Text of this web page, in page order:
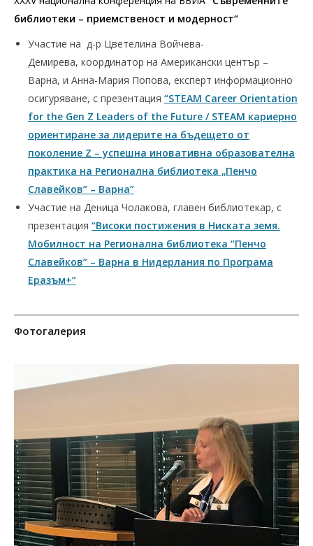
библиотеки – приемственост и модерност“
Участие на д-р Цветелина Войчева-
Демирева, координатор на Американски център –
Варна, и Анна-Мария Попова, експерт информационно
осигуряване, с презентация “STEAM Career Orientation
for the Gen Z Leaders of the Future / STEAM кариерно
ориентиране за лидерите на бъдещето от
поколение Z – успешна иновативна образователна
практика на Регионална библиотека „Пенчо
Славейков” – Варна”
Участие на Деница Чолакова, главен библиотекар, с
презентация “Високи постижения в Ниската земя.
Мобилност на Регионална библиотека “Пенчо
Славейков” – Варна в Нидерлания по Програма
Еразъм+”
Фотогалерия